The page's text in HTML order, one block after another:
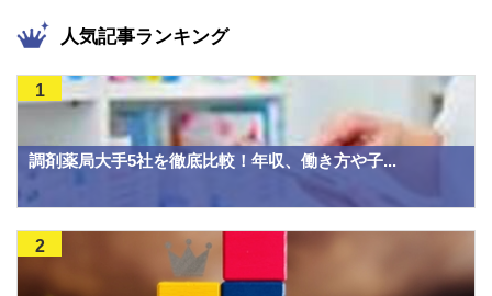
人気記事ランキング
調剤薬局大手5社を徹底比較！年収、働き方や子...
1
2